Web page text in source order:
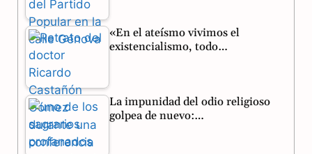
o
o
k
a
p
«En el ateísmo vivimos el
existencialismo, todo…
La impunidad del odio religioso
golpea de nuevo:…